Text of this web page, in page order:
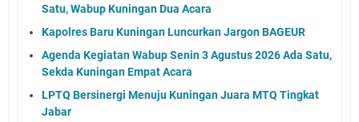
Satu, Wabup Kuningan Dua Acara
Kapolres Baru Kuningan Luncurkan Jargon BAGEUR
Agenda Kegiatan Wabup Senin 3 Agustus 2026 Ada Satu,
Sekda Kuningan Empat Acara
LPTQ Bersinergi Menuju Kuningan Juara MTQ Tingkat
Jabar